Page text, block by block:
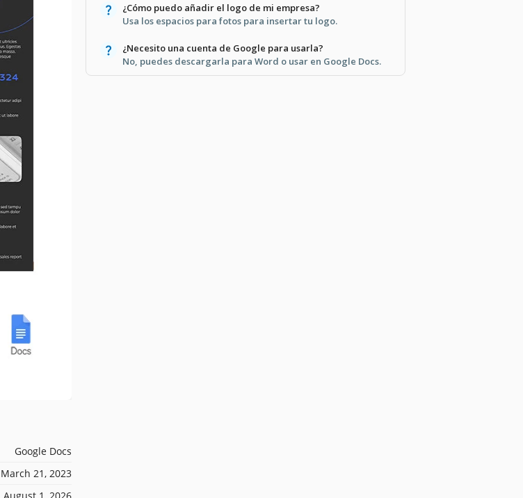
Google Docs
March 21, 2023
August 1, 2026
¿Cómo puedo añadir el logo de mi empresa?
Usa los espacios para fotos para insertar tu logo.
¿Necesito una cuenta de Google para usarla?
No, puedes descargarla para Word o usar en Google Docs.